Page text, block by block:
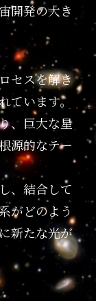
開発の大き
セスを解き
ています。
、巨大な星
源的なテー
、結合して
がどのよう
新たな光が